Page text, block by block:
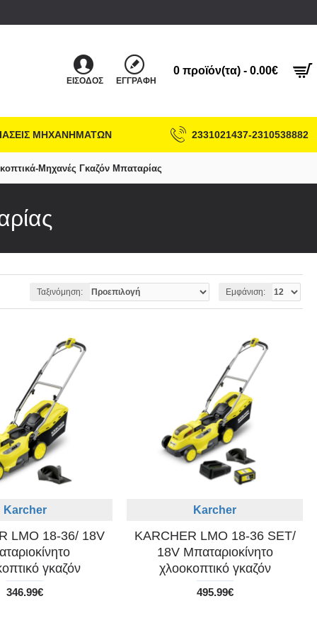
ΕΊΣΟΔΟΣ ΕΓΓΡΑΦΉ
0 προϊόν(τα) - 0.00€
ΜΗΧΑΝΗΜΑΤΩΝ 2331021437-2310538882
Μηχανές Γκαζόν Μπαταρίας
Ταξινόμηση: Εμφάνιση:
Karcher
LMO 18-36/ 18V
γκαζόν
346.99€
Karcher
KARCHER LMO 18-36 SET/
18V Μπαταριοκίνητο
χλοοκοπτικό γκαζόν
495.99€